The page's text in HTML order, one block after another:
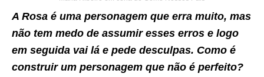
A Rosa é uma personagem que erra muito, mas
não tem medo de assumir esses erros e logo
em seguida vai lá e pede desculpas. Como é
construir um personagem que não é perfeito?